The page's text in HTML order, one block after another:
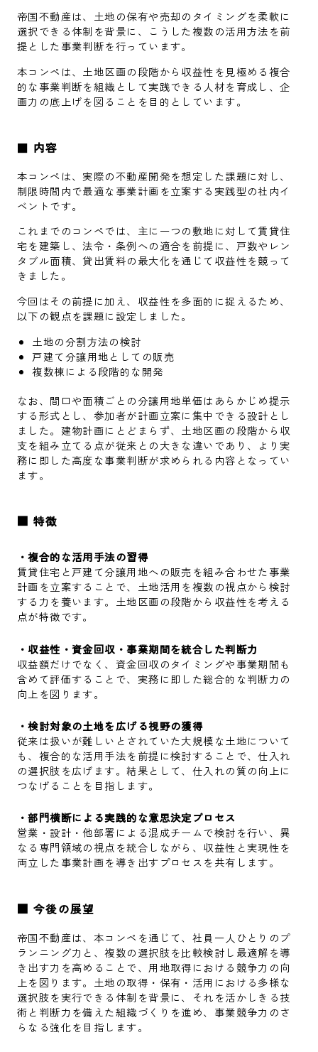
帝国不動産は、土地の保有や売却のタイミングを柔軟に
選択できる体制を背景に、こうした複数の活用方法を前
提とした事業判断を行っています。
本コンペは、土地区画の段階から収益性を見極める複合
的な事業判断を組織として実践できる人材を育成し、企
画力の底上げを図ることを目的としています。
■ 内容
本コンペは、実際の不動産開発を想定した課題に対し、
制限時間内で最適な事業計画を立案する実践型の社内イ
ベントです。
これまでのコンペでは、主に一つの敷地に対して賃貸住
宅を建築し、法令・条例への適合を前提に、戸数やレン
タブル面積、貸出賃料の最大化を通じて収益性を競って
きました。
今回はその前提に加え、収益性を多面的に捉えるため、
以下の観点を課題に設定しました。
土地の分割方法の検討
戸建て分譲用地としての販売
複数棟による段階的な開発
なお、間口や面積ごとの分譲用地単価はあらかじめ提示
する形式とし、参加者が計画立案に集中できる設計とし
ました。建物計画にとどまらず、土地区画の段階から収
支を組み立てる点が従来との大きな違いであり、より実
務に即した高度な事業判断が求められる内容となってい
ます。
■ 特徴
・複合的な活用手法の習得
賃貸住宅と戸建て分譲用地への販売を組み合わせた事業
計画を立案することで、土地活用を複数の視点から検討
する力を養います。土地区画の段階から収益性を考える
点が特徴です。
・収益性・資金回収・事業期間を統合した判断力
収益額だけでなく、資金回収のタイミングや事業期間も
含めて評価することで、実務に即した総合的な判断力の
向上を図ります。
・検討対象の土地を広げる視野の獲得
従来は扱いが難しいとされていた大規模な土地について
も、複合的な活用手法を前提に検討することで、仕入れ
の選択肢を広げます。結果として、仕入れの質の向上に
つなげることを目指します。
・部門横断による実践的な意思決定プロセス
営業・設計・他部署による混成チームで検討を行い、異
なる専門領域の視点を統合しながら、収益性と実現性を
両立した事業計画を導き出すプロセスを共有します。
■ 今後の展望
帝国不動産は、本コンペを通じて、社員一人ひとりのプ
ランニング力と、複数の選択肢を比較検討し最適解を導
き出す力を高めることで、用地取得における競争力の向
上を図ります。土地の取得・保有・活用における多様な
選択肢を実行できる体制を背景に、それを活かしきる技
術と判断力を備えた組織づくりを進め、事業競争力のさ
らなる強化を目指します。